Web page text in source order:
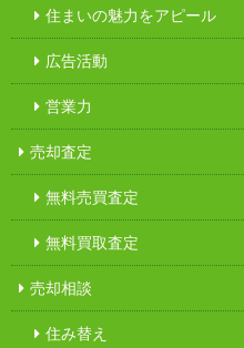
住まいの魅力をアピール
広告活動
営業力
売却査定
無料売買査定
無料買取査定
売却相談
住み替え